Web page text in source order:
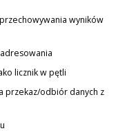
wyników
licznik w pętli
przekaz/odbiór danych z